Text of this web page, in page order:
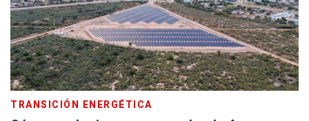
TRANSICIÓN ENERGÉTICA